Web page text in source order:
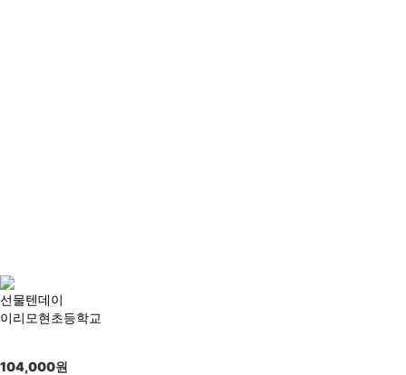
선물텐데이
이리모현초등학교
104,000원